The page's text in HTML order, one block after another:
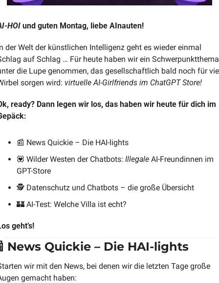
HOI und guten Montag, liebe AInauten!
der Welt der künstlichen Intelligenz geht es wieder einmal
auf Schlag … Für heute haben wir ein Schwerpunktthema
die Lupe genommen, das gesellschaftlich bald noch für
sorgen wird: virtuelle AI-Girlfriends im ChatGPT Store!
ready? Dann legen wir los, das haben wir heute für dich im
📰 News Quickie – Die HAI-lights
💟 Wilder Westen der Chatbots: Illegale AI-Freundinnen im
GPT-Store
🕵️ Datenschutz und Chatbots – die große Übersicht
🏰 AI-Test: Welche Villa ist echt?
geht’s!
News Quickie – Die HAI-lights
wir mit den News, bei denen wir die letzten Tage große
gemacht haben: